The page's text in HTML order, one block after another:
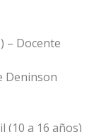
– Docente
Deninson
(10 a 16 años)